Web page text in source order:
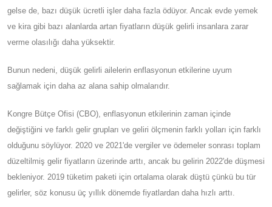
gelse de, bazı düşük ücretli işler daha fazla ödüyor. Ancak evde yemek
ve kira gibi bazı alanlarda artan fiyatların düşük gelirli insanlara zarar
verme olasılığı daha yüksektir.
Bunun nedeni, düşük gelirli ailelerin enflasyonun etkilerine uyum
sağlamak için daha az alana sahip olmalarıdır.
Kongre Bütçe Ofisi (CBO), enflasyonun etkilerinin zaman içinde
değiştiğini ve farklı gelir grupları ve geliri ölçmenin farklı yolları için farklı
olduğunu söylüyor. 2020 ve 2021'de vergiler ve ödemeler sonrası toplam
düzeltilmiş gelir fiyatların üzerinde arttı, ancak bu gelirin 2022'de düşmesi
bekleniyor. 2019 tüketim paketi için ortalama olarak düştü çünkü bu tür
gelirler, söz konusu üç yıllık dönemde fiyatlardan daha hızlı arttı.